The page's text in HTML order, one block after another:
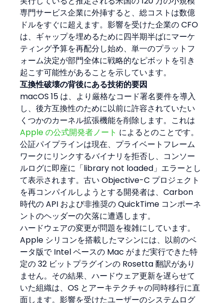
専門サービス企業に外挿すると、総コストは数億
ドルをすぐに超えます。影響を受けた企業の CFO
は、ギャップを埋めるために四半期半ばにマーケ
ティング予算を再配分し始め、単一のプラットフ
ォーム決定が部門全体に戦略的なピボットを引き
起こす可能性があることを示しています。
互換性破壊の背後にある技術的要因
macOS 15 は、より厳格なコード署名要件を導入
し、後方互換性のために以前に許容されていたい
くつかのカーネル拡張機能を削除します。これは
Apple の公式開発者ノート によるとのことです。
公証パイプラインは現在、プライベートフレーム
ワークにリンクするバイナリを拒否し、コンソー
ルログに即座に「library not loaded」エラーとし
て表示されます。古い Objective-C プロジェクト
を再コンパイルしようとする開発者は、Carbon
時代の API および非推奨の QuickTime コンポーネ
ントのヘッダーの欠落に遭遇します。
ハードウェアの変更が問題を複雑にしています。
Apple シリコンを搭載したマシンには、以前のベ
ータ版で Intel ベースの Mac がまだ実行できた特
定の 32 ビットプラグインの Rosetta 翻訳があり
ません。その結果、ハードウェア更新を遅らせて
いた組織は、OS とアーキテクチャの同時移行に直
面します。影響を受けたユーザーのシステムログ